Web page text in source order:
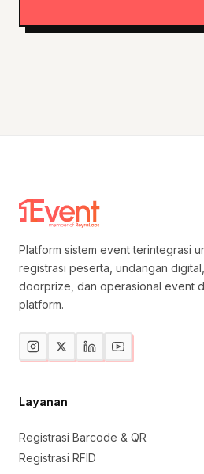
Platform sistem event terintegrasi
registrasi peserta, undangan digital,
doorprize, dan operasional event
platform.
Layanan
Registrasi Barcode & QR
Registrasi RFID